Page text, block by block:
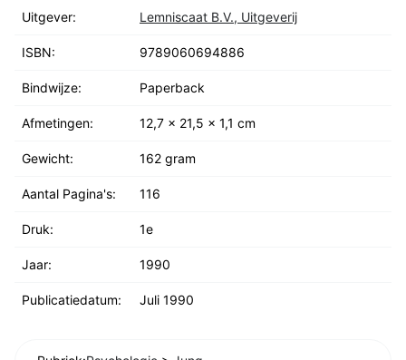
Uitgever: Lemniscaat B.V., Uitgeverij
ISBN: 9789060694886
Bindwijze: Paperback
Afmetingen: 12,7 x 21,5 x 1,1 cm
Gewicht: 162 gram
Aantal Pagina's: 116
Druk: 1e
Jaar: 1990
Publicatiedatum: Juli 1990